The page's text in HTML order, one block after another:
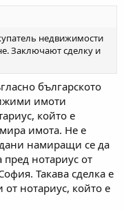
недвижимости
Заключают сделку и
българското
имоти
който е
имота. Не е
намиращи се да
пред нотариус от
Такава сделка е
нотариус, който е